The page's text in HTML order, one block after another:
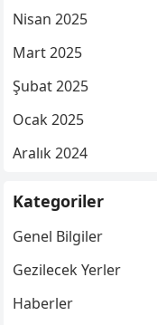
Nisan 2025
Mart 2025
Şubat 2025
Ocak 2025
Aralık 2024
Kategoriler
Genel Bilgiler
Gezilecek Yerler
Haberler